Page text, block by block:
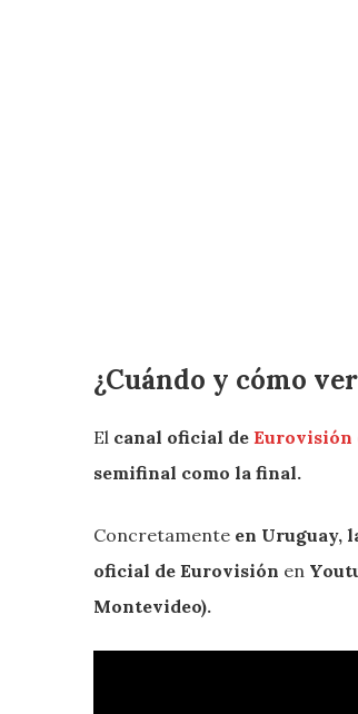
¿Cuándo y cómo
El canal oficial de Eurovisión
semifinal como la final.
Concretamente en Uruguay,
oficial de Eurovisión en
Montevideo).